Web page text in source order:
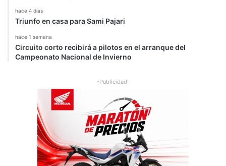
hace 4 días
Triunfo en casa para Sami Pajari
hace 1 semana
Circuito corto recibirá a pilotos en el arranque del
Campeonato Nacional de Invierno
-Publicidad-